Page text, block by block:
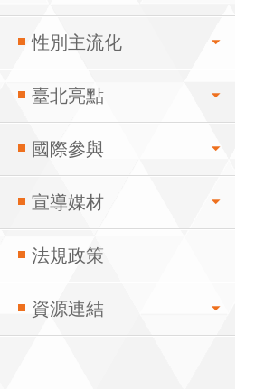
性別主流化
臺北亮點
國際參與
宣導媒材
法規政策
資源連結